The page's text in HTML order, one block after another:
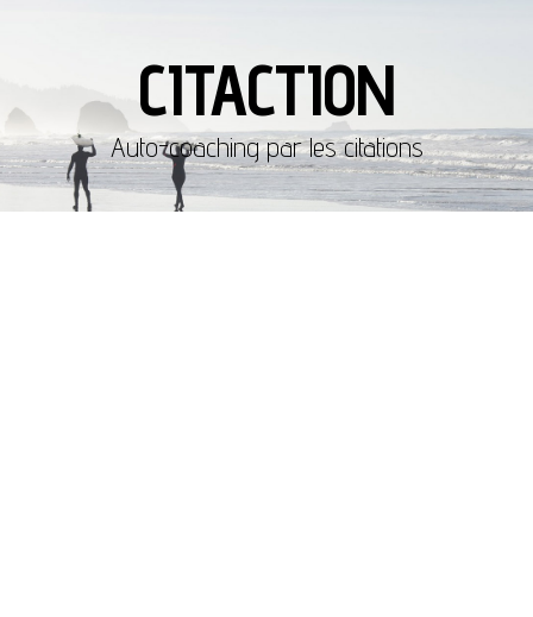
CITACTION
Auto-coaching par les citations